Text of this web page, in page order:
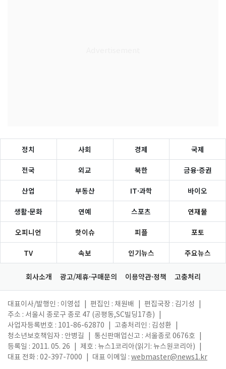
정치 사회 경제 국제
전국 외교 북한 금융·증권
산업 부동산 IT·과학 바이오
생활·문화 연예 스포츠 연재물
오피니언 핫이슈 피플 포토
TV 속보 인기뉴스 주요뉴스
회사소개 광고/제휴·구매문의 이용약관·정책 고충처리
대표이사/발행인 : 이영섭 편집인 : 채원배 편집국장 : 김기성
주소 : 서울시 종로구 종로 47 (공평동,SC빌딩17층)
사업자등록번호 : 101-86-62870
고충처리인 : 김성환
청소년보호책임자 : 안병길
통신판매업신고 : 서울종로 0676호
등록일 : 2011. 05. 26
제호 : 뉴스1코리아(읽기: 뉴스원코리아)
대표 전화 : 02-397-7000
대표 이메일 : webmaster@news1.kr